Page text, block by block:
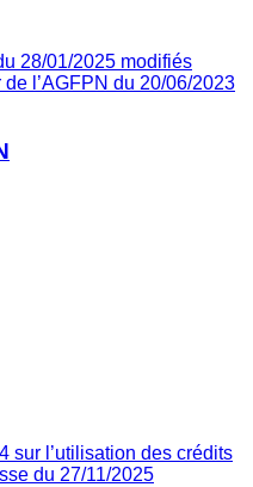
28/01/2025 modifiés
l’AGFPN du 20/06/2023
sur l’utilisation des crédits
du 27/11/2025